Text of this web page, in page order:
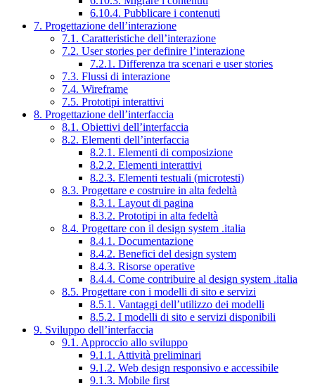
6.10.4. Pubblicare i contenuti
7. Progettazione dell’interazione
7.1. Caratteristiche dell’interazione
7.2. User stories per definire l’interazione
7.2.1. Differenza tra scenari e user stories
7.3. Flussi di interazione
7.4. Wireframe
7.5. Prototipi interattivi
8. Progettazione dell’interfaccia
8.1. Obiettivi dell’interfaccia
8.2. Elementi dell’interfaccia
8.2.1. Elementi di composizione
8.2.2. Elementi interattivi
8.2.3. Elementi testuali (microtesti)
8.3. Progettare e costruire in alta fedeltà
8.3.1. Layout di pagina
8.3.2. Prototipi in alta fedeltà
8.4. Progettare con il design system .italia
8.4.1. Documentazione
8.4.2. Benefici del design system
8.4.3. Risorse operative
8.4.4. Come contribuire al design system .italia
8.5. Progettare con i modelli di sito e servizi
8.5.1. Vantaggi dell’utilizzo dei modelli
8.5.2. I modelli di sito e servizi disponibili
9. Sviluppo dell’interfaccia
9.1. Approccio allo sviluppo
9.1.1. Attività preliminari
9.1.2. Web design responsivo e accessibile
9.1.3. Mobile first